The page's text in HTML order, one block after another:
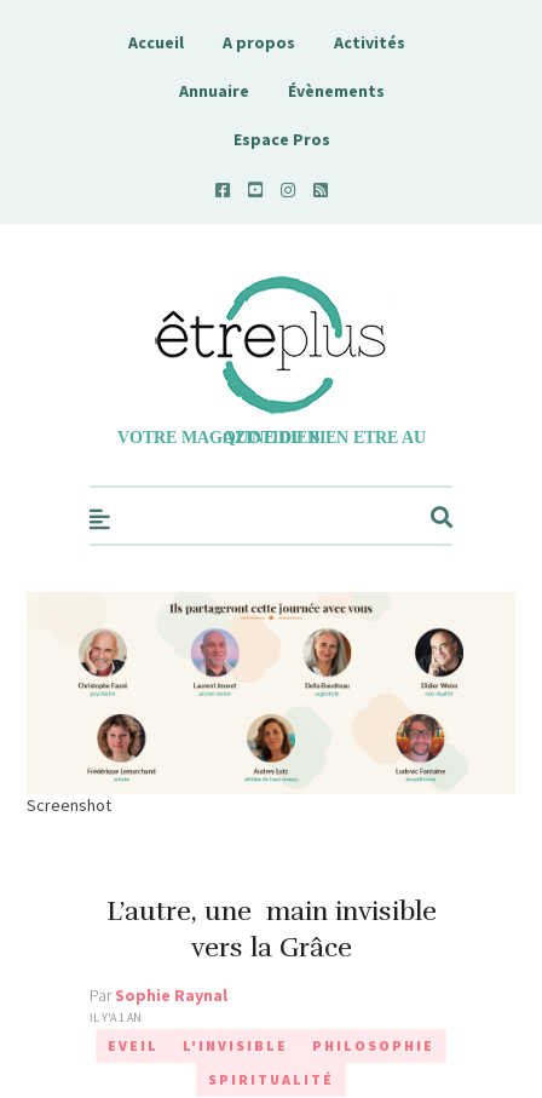
Accueil A propos Activités
Annuaire Évènements
Espace Pros
Etreplus
VOTRE MAGAZINE DU BIEN ETRE AU QUOTIDIEN
Screenshot
L’autre, une main invisible
vers la Grâce
ParSophie Raynal
IL Y'A 1 AN
EVEIL L'INVISIBLE
PHILOSOPHIE
SPIRITUALITÉ